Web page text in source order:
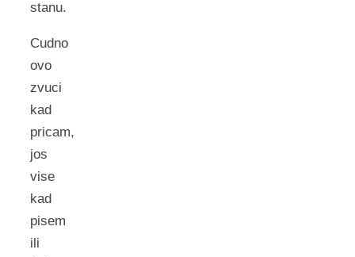
stanu.
Cudno
ovo
zvuci
kad
pricam,
jos
vise
kad
pisem
ili